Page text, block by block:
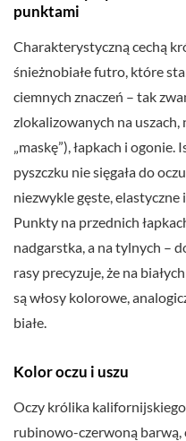
punktami
Charakterystyczną cechą
śnieżnobiałe futro, które
ciemnych znaczeń – tak
zlokalizowanych na
„maskę”), łapkach i
pyszczku nie sięgała do
niezwykle gęste, elastyczne
Punkty na przednich
nadgarstka, a na tylnych –
rasy precyzuje, że na
są włosy kolorowe,
białe.
Kolor oczu i uszu
Oczy królika
rubinowo-czerwoną barwą,